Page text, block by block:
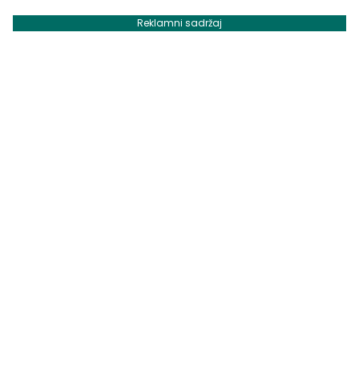
Reklamni sadržaj